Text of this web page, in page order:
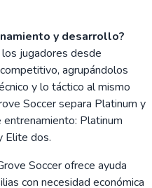
y desarrollo?
jugadores desde
agrupándolos
y lo táctico al mismo
Soccer separa Platinum y
Platinum
Elite dos.
Soccer ofrece ayuda
con necesidad económica